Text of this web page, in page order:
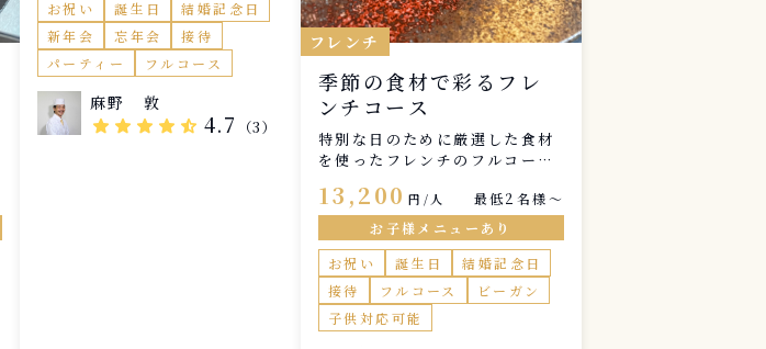
お祝い
誕生日
結婚記念日
新年会
忘年会
接待
パーティー
フルコース
麻野 敦
star star star star star_half 4.7 （3）
フレンチ
季節の食材で彩るフレ
ンチコース
特別な日のために厳選した食材
を使ったフレンチのフルコース
べく対応させて頂きます。 メニ
ューはヒアリング後に提案させ
ていただきますので苦手な食
材、アレルギーなどございまし
たらご相談して頂ければと思い
ます。
13,200 円/人
最低2名様〜
お子様メニューあり
お祝い
誕生日
結婚記念日
接待
フルコース
ビーガン
子供対応可能